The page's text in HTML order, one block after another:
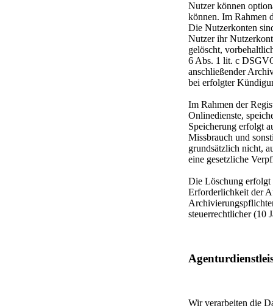
Nutzer können
können. Im Rahmen
Die Nutzerkonten
Nutzer ihr
gelöscht,
6 Abs. 1 lit. c
anschließender
bei erfolgter
Im Rahmen der
Onlinedienste,
Speicherung erfolgt
Missbrauch und
grundsätzlich nicht,
eine gesetzliche
Die Löschung erfolgt
Erforderlichkeit der
steuerrechtlicher (10
Wir verarbeiten die